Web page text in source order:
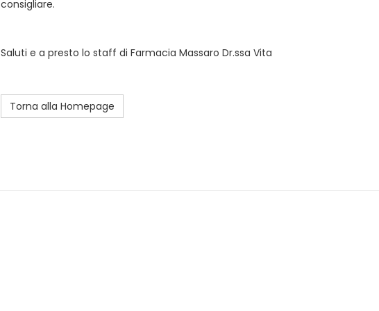
consigliare.
Saluti e a presto lo staff di Farmacia Massaro Dr.ssa Vita
Torna alla Homepage